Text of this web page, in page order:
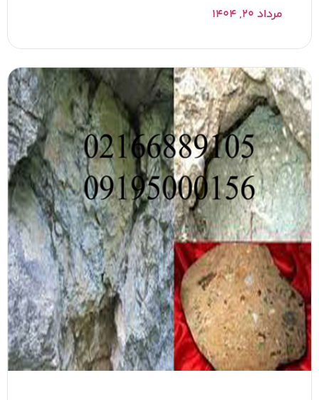
مرداد ۲۰, ۱۴۰۴